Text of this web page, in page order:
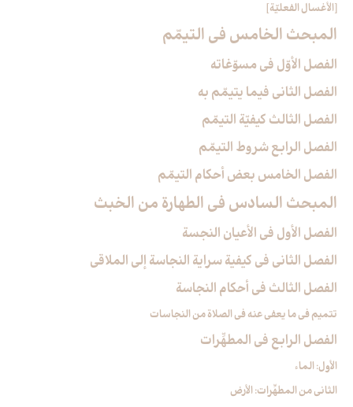
[الأغسال الفعليّة]
المبحث الخامس في التيمّم‏
الفصل الأوّل في مسوّغاته
الفصل الثاني فيما يتيمّم به
الفصل الثالث كيفيّة التيمّم
الفصل الرابع شروط التيمّم‏
الفصل الخامس بعض أحكام التيمّم‏
المبحث السادس في الطهارة من الخبث‏
الفصل الأول في الأعيان النجسة
الفصل الثاني في كيفية سراية النجاسة إلى الملاقي
الفصل الثالث في أحكام النجاسة
تتميم في ما يعفى‏ عنه في الصلاة من النجاسات
الفصل الرابع في المطهِّرات
الأول: الماء
الثاني من المطهِّرات: الأرض